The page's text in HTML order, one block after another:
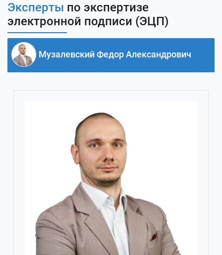
Эксперты по экспертизе
электронной подписи (ЭЦП)
Музалевский Федор Александрович